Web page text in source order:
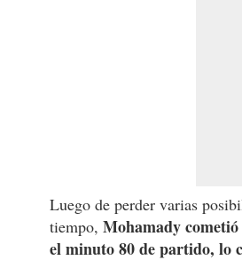
Luego de perder varias
tiempo, Mohamady
el minuto 80 de partido, lo